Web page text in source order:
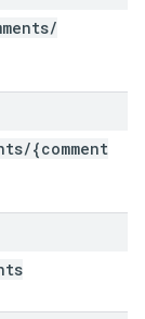
/
/{comment